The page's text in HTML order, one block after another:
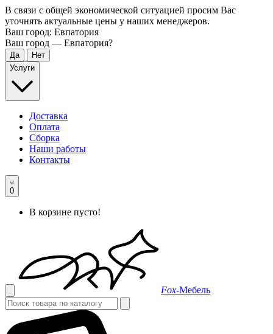
В связи с общей экономической ситуацией просим Вас
уточнять актуальные цены у наших менеджеров.
Ваш город: Евпатория
Ваш город — Евпатория?
Услуги
Доставка
Оплата
Сборка
Наши работы
Контакты
0
В корзине пусто!
Fox-Мебель